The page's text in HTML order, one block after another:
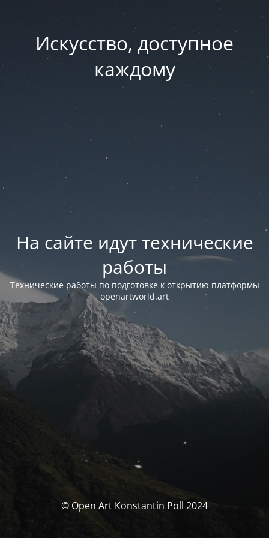
Искусство, доступное
каждому
На сайте идут технические
работы
Технические работы по подготовке к открытию платформы
openartworld.art
© Open Art Ҟonstantin Poll 2024